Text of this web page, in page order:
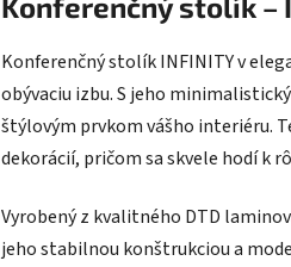
Konferenčný stolík INFINITY v
obývaciu izbu. S jeho
štýlovým prvkom vášho interiéru.
dekorácií, pričom sa skvele hodí k
Vyrobený z kvalitného DTD
jeho stabilnou konštrukciou a